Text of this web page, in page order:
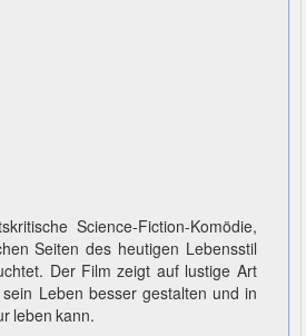
Science-Fiction-Komödie,
Seiten des heutigen Lebensstil
Der Film zeigt auf lustige Art
Leben besser gestalten und in
leben kann.